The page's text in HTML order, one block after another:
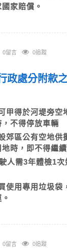
家賠償。
0留言 0追蹤
政處分附款
甲得於河堤旁空
，不得停放車輛
郊區公有空地供
地時，即不得繼
人需3年體檢1次
使用專用垃圾袋
0留言 0追蹤